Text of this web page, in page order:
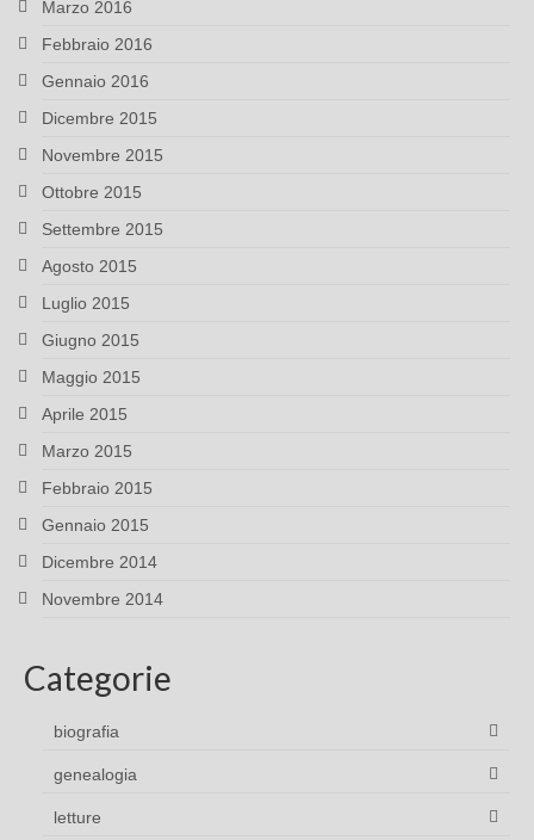
Marzo 2016
Febbraio 2016
Gennaio 2016
Dicembre 2015
Novembre 2015
Ottobre 2015
Settembre 2015
Agosto 2015
Luglio 2015
Giugno 2015
Maggio 2015
Aprile 2015
Marzo 2015
Febbraio 2015
Gennaio 2015
Dicembre 2014
Novembre 2014
Categorie
biografia
genealogia
letture